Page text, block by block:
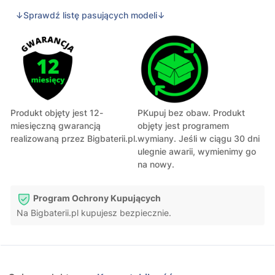
↓Sprawdź listę pasujących modeli↓
Produkt objęty jest 12-
miesięczną gwarancją
realizowaną przez Bigbaterii.pl.
PKupuj bez obaw. Produkt
objęty jest programem
wymiany. Jeśli w ciągu 30 dni
ulegnie awarii, wymienimy go
na nowy.
Program Ochrony Kupujących
Na Bigbaterii.pl kupujesz bezpiecznie.